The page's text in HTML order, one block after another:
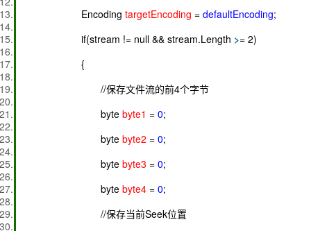
Encoding targetEncoding = defaultEncoding;
if(stream != null && stream.Length >= 2)
{
//保存文件流的前4个字节
byte byte1 = 0;
byte byte2 = 0;
byte byte3 = 0;
byte byte4 = 0;
//保存当前Seek位置